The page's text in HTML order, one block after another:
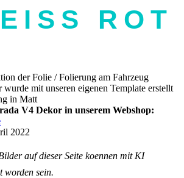
ROT
der Folie / Folierung am Fahrzeug
wurde mit unseren eigenen Template erstellt
in Matt
V4 Dekor in unserem Webshop:
2022
auf dieser Seite koennen mit KI
worden sein.